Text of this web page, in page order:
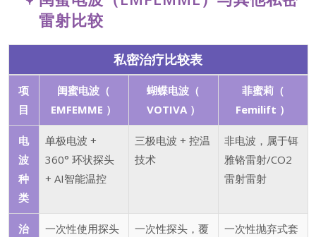
雷射比较
私密治疗比较表
项
目
闺蜜电波（
EMFEMME ）
蝴蝶电波（
VOTIVA ）
菲蜜莉（
Femilift ）
电
波
种
类
单极电波 +
360° 环状探头
+ AI智能温控
三极电波 + 控温
技术
非电波，属于铒
雅铬雷射/CO2
雷射雷射
治
一次性使用探头
一次性探头，覆
一次性抛弃式套